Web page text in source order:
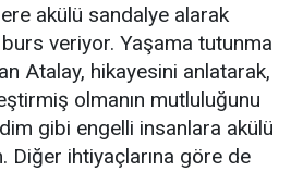
akülü sandalye alarak
veriyor. Yaşama tutunma
Atalay, hikayesini anlatarak,
olmanın mutluluğunu
gibi engelli insanlara akülü
Diğer ihtiyaçlarına göre de